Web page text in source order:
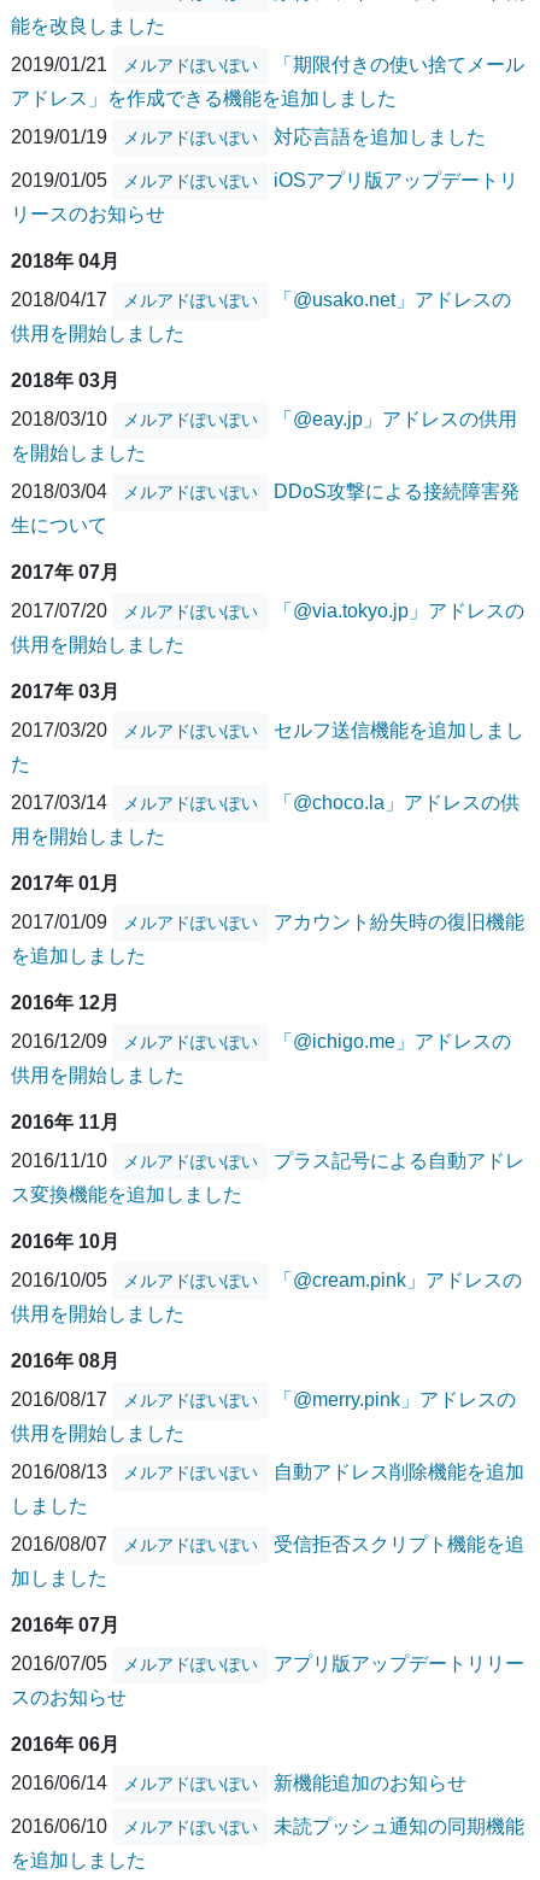
能を改良しました
2019/01/21
メルアドぽいぽい
「期限付きの使い捨てメール
アドレス」を作成できる機能を追加しました
2019/01/19
メルアドぽいぽい 対応言語を追加しました
2019/01/05 メルアドぽいぽい
iOSアプリ版アップデートリ
リースのお知らせ
2018年 04月
2018/04/17
メルアドぽいぽい
「@usako.net」アドレスの
供用を開始しました
2018年 03月
2018/03/10
メルアドぽいぽい
「@eay.jp」アドレスの供用
を開始しました
2018/03/04
メルアドぽいぽい
DDoS攻撃による接続障害発
生について
2017年 07月
2017/07/20
メルアドぽいぽい
「@via.tokyo.jp」アドレスの
供用を開始しました
2017年 03月
2017/03/20
メルアドぽいぽい
セルフ送信機能を追加しまし
た
2017/03/14
メルアドぽいぽい
「@choco.la」アドレスの供
用を開始しました
2017年 01月
2017/01/09
メルアドぽいぽい
アカウント紛失時の復旧機能
を追加しました
2016年 12月
2016/12/09
メルアドぽいぽい
「@ichigo.me」アドレスの
供用を開始しました
2016年 11月
2016/11/10
メルアドぽいぽい
プラス記号による自動アドレ
ス変換機能を追加しました
2016年 10月
2016/10/05
メルアドぽいぽい
「@cream.pink」アドレスの
供用を開始しました
2016年 08月
2016/08/17
メルアドぽいぽい
「@merry.pink」アドレスの
供用を開始しました
2016/08/13
メルアドぽいぽい
自動アドレス削除機能を追加
しました
2016/08/07
メルアドぽいぽい
受信拒否スクリプト機能を追
加しました
2016年 07月
2016/07/05
メルアドぽいぽい
アプリ版アップデートリリー
スのお知らせ
2016年 06月
2016/06/14
メルアドぽいぽい 新機能追加のお知らせ
2016/06/10 メルアドぽいぽい
未読プッシュ通知の同期機能
を追加しました